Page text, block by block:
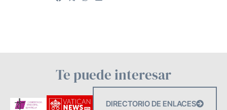
Te puede interesar
DIRECTORIO DE ENLACES